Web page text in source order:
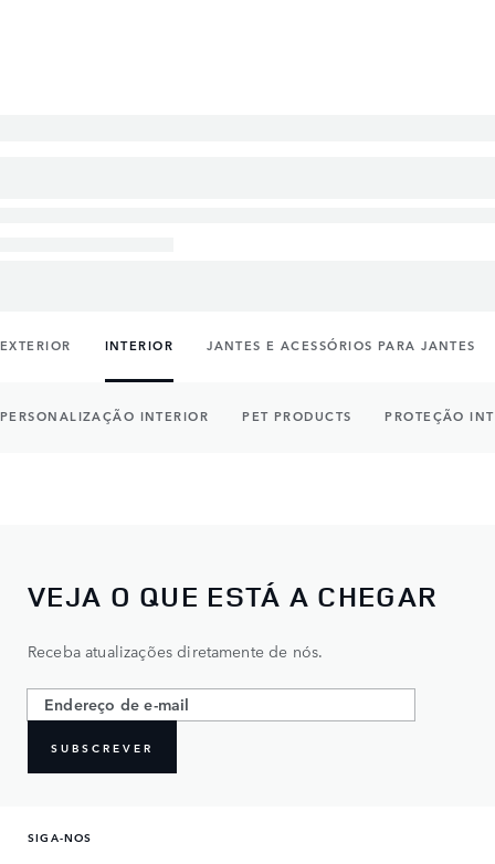
EXTERIOR INTERIOR JANTES E ACESSÓRIOS PARA JANTES
PERSONALIZAÇÃO INTERIOR PET PRODUCTS PROTEÇÃO
VEJA O QUE ESTÁ A CHEGAR
Receba atualizações diretamente de nós.
SUBSCREVER
SIGA-NOS